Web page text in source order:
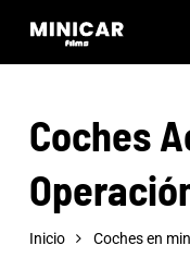
Skip
contentCoches
Inicio Coches en